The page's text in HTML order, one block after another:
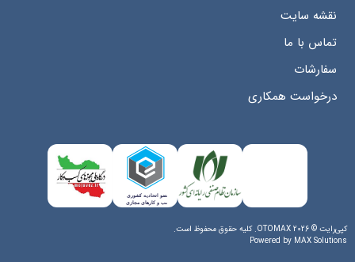
نقشه سایت
تماس با ما
سفارشات
درخواست همکاری
کپی‌رایت © 2026 OTOMAX. کلیه حقوق محفوظ است.
Powered by MAX Solutions